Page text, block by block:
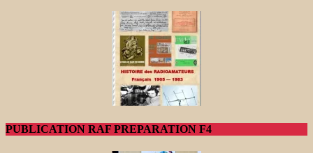
PUBLICATION RAF PREPARATION F4